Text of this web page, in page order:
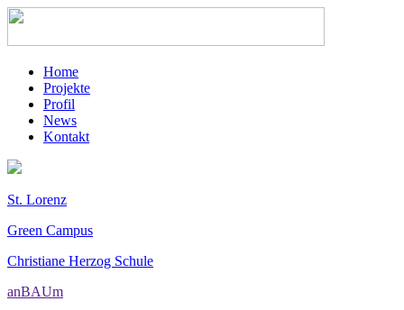
Home
Projekte
Profil
News
Kontakt
St. Lorenz
Green Campus
Christiane Herzog Schule
anBAUm